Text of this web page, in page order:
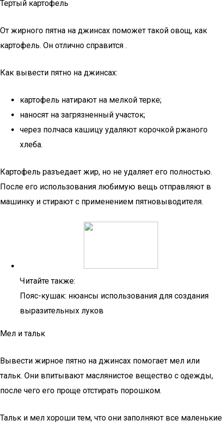
Тертый картофель
От жирного пятна на джинсах поможет такой овощ, как
картофель. Он отлично справится .
Как вывести пятно на джинсах:
картофель натирают на мелкой терке;
наносят на загрязненный участок;
через полчаса кашицу удаляют корочкой ржаного
хлеба.
Картофель разъедает жир, но не удаляет его полностью.
После его использования любимую вещь отправляют в
машинку и стирают с применением пятновыводителя.
Читайте также:
Пояс-кушак: нюансы использования для создания
выразительных луков
Мел и тальк
Вывести жирное пятно на джинсах помогает мел или
тальк. Они впитывают маслянистое вещество с одежды,
после чего его проще отстирать порошком.
Тальк и мел хороши тем, что они заполняют все маленькие